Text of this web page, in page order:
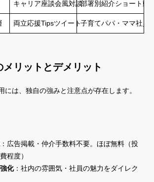
キャリア座談会風対談部署別紹介ショート動
両立応援Tipsツイート子育てパパ・ママ社員
リットとデメリット
には、独自の強みと注意点が存在します。
：広告掲載・仲介手数料不要。ほぼ無料（投
程度）
化：社内の雰囲気・社員の魅力をダイレク